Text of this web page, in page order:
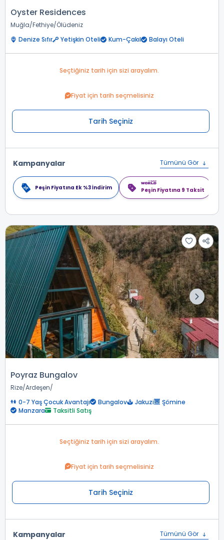
Oyster Residences
Muğla Fethiye Ölüdeniz
Denize Sıfır
Yetişkin Oteli Kum-Çakıl Balayı Oteli
Seçtiğiniz tarih için sizi arayalım.
Fiyat için tarih seçmelisiniz
Tarih Seçiniz
Kampanyalar Tümünü Gör
Peşin Fiyatına Ek %3 İndirim Peşin Fiyatına 9 Taksit
Poyraz Bungalov
Rize Ardeşen
0-7 Yaş Çocuk Avantajı
Bungalov Jakuzi
Şömine
Manzara
Taksitli Satış
Seçtiğiniz tarih için sizi arayalım.
Fiyat için tarih seçmelisiniz
Tarih Seçiniz
Kampanyalar Tümünü Gör